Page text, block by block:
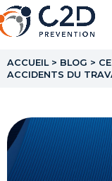
ACCUEIL> BLOG >
ACCIDENTS DU